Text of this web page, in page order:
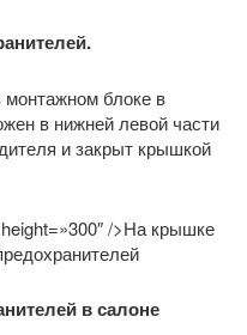
блоке в
в нижней левой части
и закрыт крышкой
/>На крышке
в салоне